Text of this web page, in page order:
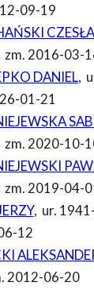
09-19
zm. 2016-03-
DANIEL,
01-21
zm. 2020-10-
zm. 2019-04-
, ur.
12
2012-06-20